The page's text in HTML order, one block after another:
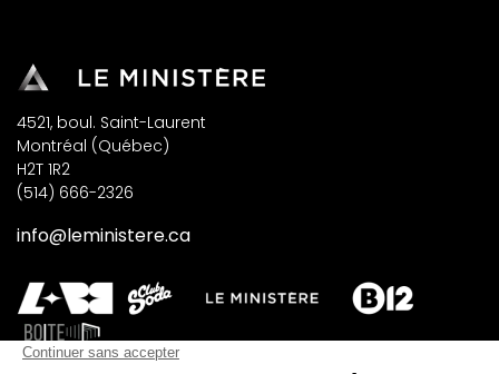
4521, boul. Saint-Laurent
Montréal (Québec)
H2T 1R2
(514) 666-2326
info@leministere.ca